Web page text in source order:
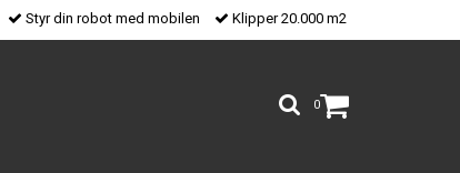
Styr din robot med mobilen Klipper 20.000 m2
0